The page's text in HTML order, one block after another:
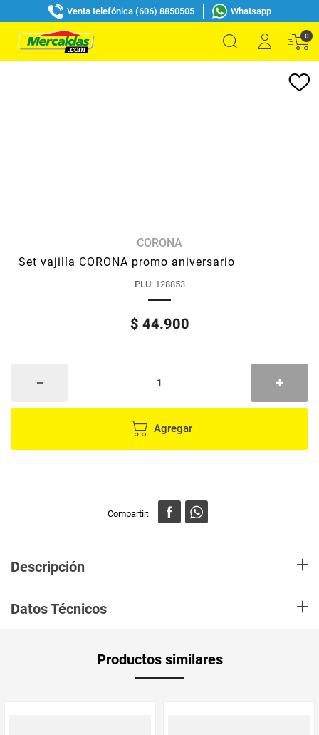
Venta telefónica (606) 8850505 Whatsapp
0
CORONA
Set vajilla CORONA promo aniversario
PLU: 128853
$ 44.900
Agregar
Descripción +
Datos Técnicos +
Productos similares